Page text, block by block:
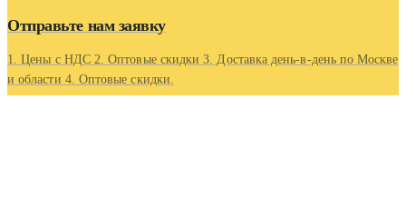
Отправьте нам заявку
1. Цены с НДС 2. Оптовые скидки 3. Доставка день-в-день по Москве
и области 4. Оптовые скидки.